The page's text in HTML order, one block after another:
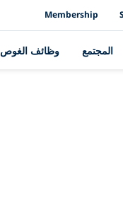
Membership
المجتمع وظائف الغوص